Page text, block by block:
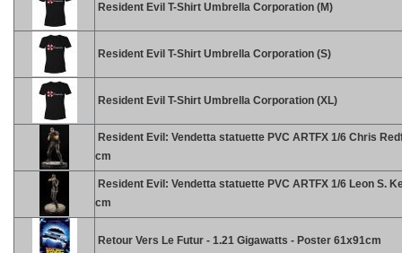
Resident Evil T-Shirt Umbrella Corporation (M)
Resident Evil T-Shirt Umbrella Corporation (S)
Resident Evil T-Shirt Umbrella Corporation (XL)
Resident Evil: Vendetta statuette PVC ARTFX 1/6 Chris
cm
Resident Evil: Vendetta statuette PVC ARTFX 1/6 Leon S.
cm
Retour Vers Le Futur - 1.21 Gigawatts - Poster 61x91cm